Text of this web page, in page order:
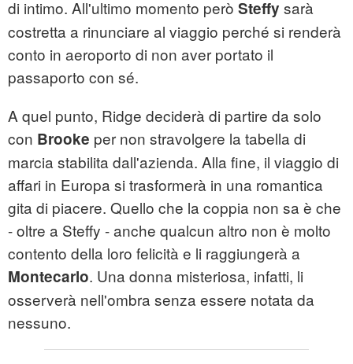
di intimo. All'ultimo momento però Steffy sarà
costretta a rinunciare al viaggio perché si renderà
conto in aeroporto di non aver portato il
passaporto con sé.
A quel punto, Ridge deciderà di partire da solo
con Brooke per non stravolgere la tabella di
marcia stabilita dall'azienda. Alla fine, il viaggio di
affari in Europa si trasformerà in una romantica
gita di piacere. Quello che la coppia non sa è che
- oltre a Steffy - anche qualcun altro non è molto
contento della loro felicità e li raggiungerà a
Montecarlo. Una donna misteriosa, infatti, li
osserverà nell'ombra senza essere notata da
nessuno.